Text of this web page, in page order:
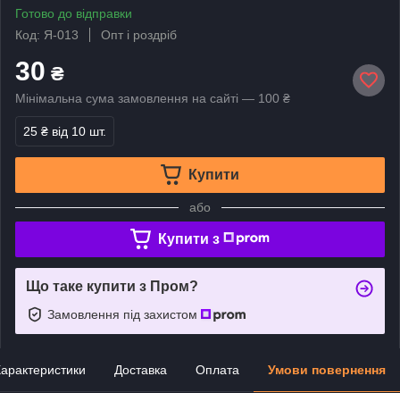
Готово до відправки
Код: Я-013
Опт і роздріб
30 ₴
Мінімальна сума замовлення на сайті — 100 ₴
25 ₴ від 10 шт.
Купити
або
Купити з
Що таке купити з Пром?
Замовлення під захистом
Доставка Оплата Умови повернення